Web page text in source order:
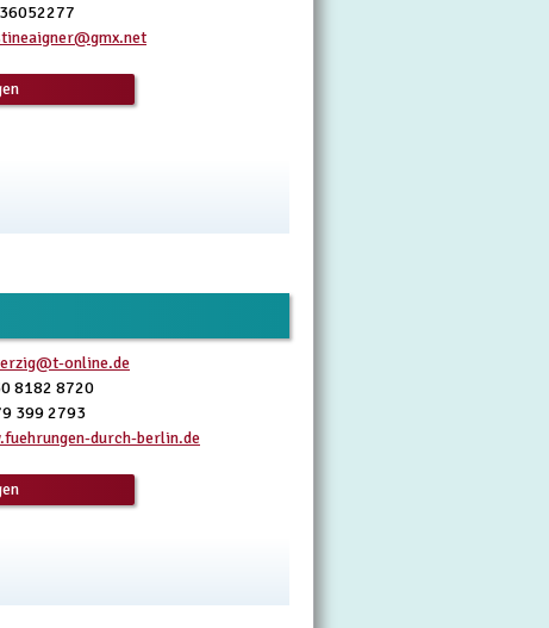
online.de
8182 8720
399 2793
durch-berlin.de